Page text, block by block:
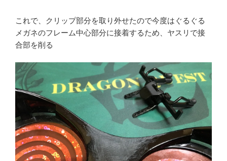
これで、クリップ部分を取り外せたので今度はぐるぐる
メガネのフレーム中心部分に接着するため、ヤスリで接
合部を削る